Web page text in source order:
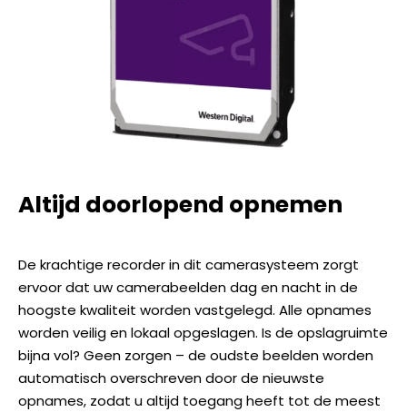
Altijd doorlopend opnemen
De krachtige recorder in dit camerasysteem zorgt
ervoor dat uw camerabeelden dag en nacht in de
hoogste kwaliteit worden vastgelegd. Alle opnames
worden veilig en lokaal opgeslagen. Is de opslagruimte
bijna vol? Geen zorgen – de oudste beelden worden
automatisch overschreven door de nieuwste
opnames, zodat u altijd toegang heeft tot de meest